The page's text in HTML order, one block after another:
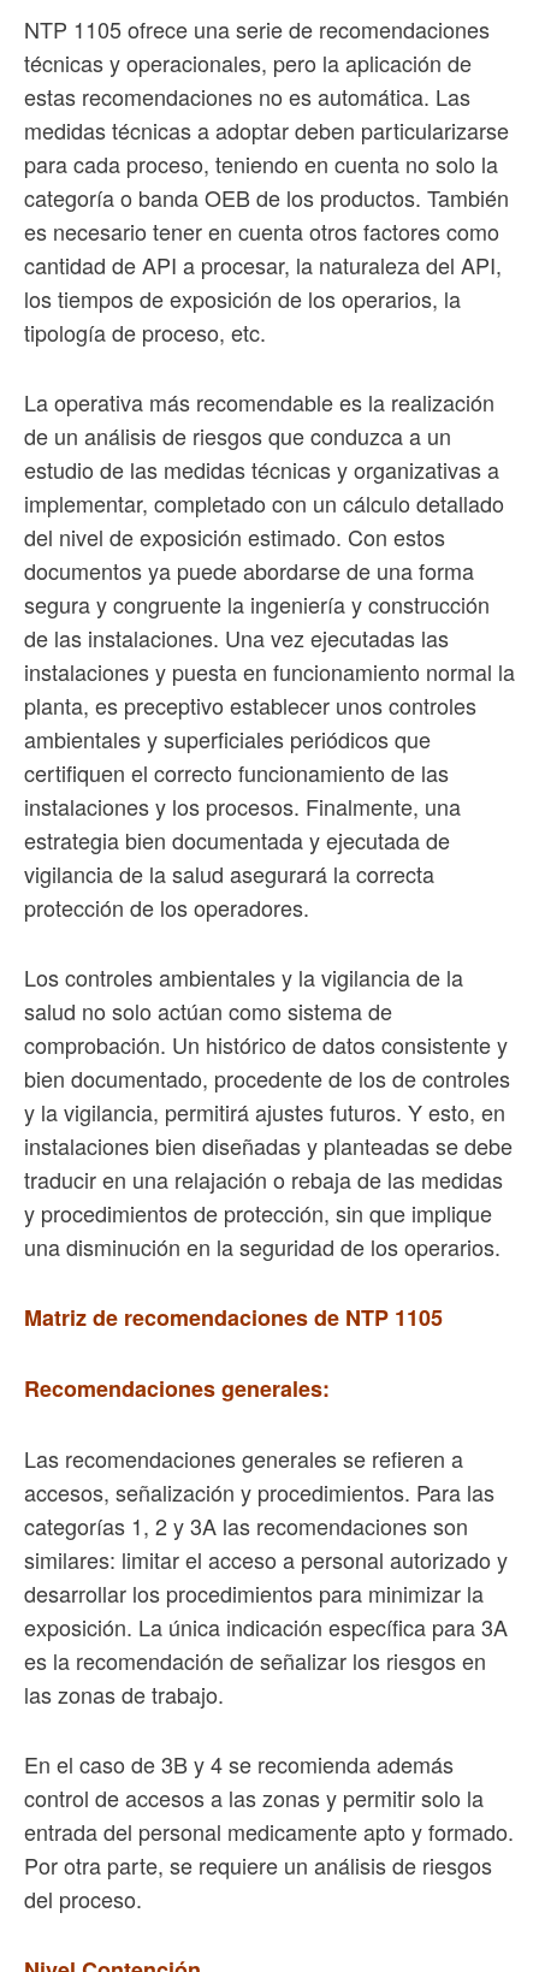
NTP 1105 ofrece una serie de recomendaciones
técnicas y operacionales, pero la aplicación de
estas recomendaciones no es automática. Las
medidas técnicas a adoptar deben particularizarse
para cada proceso, teniendo en cuenta no solo la
categoría o banda OEB de los productos. También
es necesario tener en cuenta otros factores como
cantidad de API a procesar, la naturaleza del API,
los tiempos de exposición de los operarios, la
tipología de proceso, etc.
La operativa más recomendable es la realización
de un análisis de riesgos que conduzca a un
estudio de las medidas técnicas y organizativas a
implementar, completado con un cálculo detallado
del nivel de exposición estimado. Con estos
documentos ya puede abordarse de una forma
segura y congruente la ingeniería y construcción
de las instalaciones. Una vez ejecutadas las
instalaciones y puesta en funcionamiento normal la
planta, es preceptivo establecer unos controles
ambientales y superficiales periódicos que
certifiquen el correcto funcionamiento de las
instalaciones y los procesos. Finalmente, una
estrategia bien documentada y ejecutada de
vigilancia de la salud asegurará la correcta
protección de los operadores.
Los controles ambientales y la vigilancia de la
salud no solo actúan como sistema de
comprobación. Un histórico de datos consistente y
bien documentado, procedente de los de controles
y la vigilancia, permitirá ajustes futuros. Y esto, en
instalaciones bien diseñadas y planteadas se debe
traducir en una relajación o rebaja de las medidas
y procedimientos de protección, sin que implique
una disminución en la seguridad de los operarios.
Matriz de recomendaciones de NTP 1105
Recomendaciones generales:
Las recomendaciones generales se refieren a
accesos, señalización y procedimientos. Para las
categorías 1, 2 y 3A las recomendaciones son
similares: limitar el acceso a personal autorizado y
desarrollar los procedimientos para minimizar la
exposición. La única indicación específica para 3A
es la recomendación de señalizar los riesgos en
las zonas de trabajo.
En el caso de 3B y 4 se recomienda además
control de accesos a las zonas y permitir solo la
entrada del personal medicamente apto y formado.
Por otra parte, se requiere un análisis de riesgos
del proceso.